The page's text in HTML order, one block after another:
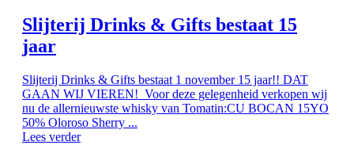
Slijterij Drinks & Gifts bestaat 15
jaar
Slijterij Drinks & Gifts bestaat 1 november 15 jaar!! DAT
GAAN WIJ VIEREN! Voor deze gelegenheid verkopen wij
nu de allernieuwste whisky van Tomatin:CU BOCAN 15YO
50% Oloroso Sherry ...
Lees verder